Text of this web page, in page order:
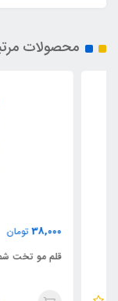
محصولات
تومان
قلم مو تخت شماره 11